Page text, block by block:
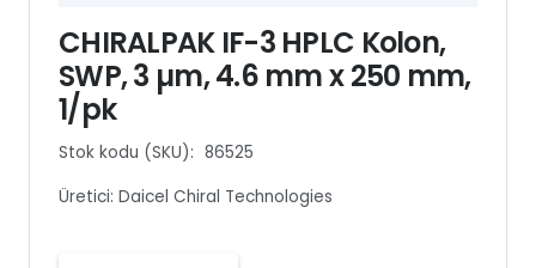
CHIRALPAK IF-3 HPLC Kolon,
SWP, 3 µm, 4.6 mm x 250 mm,
1/pk
Stok kodu (SKU): 86525
Üretici: Daicel Chiral Technologies